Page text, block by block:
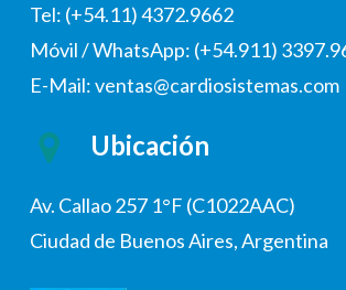
Tel: (+54.11) 4372.9662
Móvil / WhatsApp: (+54.911)
E-Mail: ventas@cardiosistemas.com
Ubicación
Av. Callao 257 1°F (C1022AAC)
Ciudad de Buenos Aires, Argentina